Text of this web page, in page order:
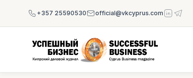
+357 25590530 official@vkcyprus.com